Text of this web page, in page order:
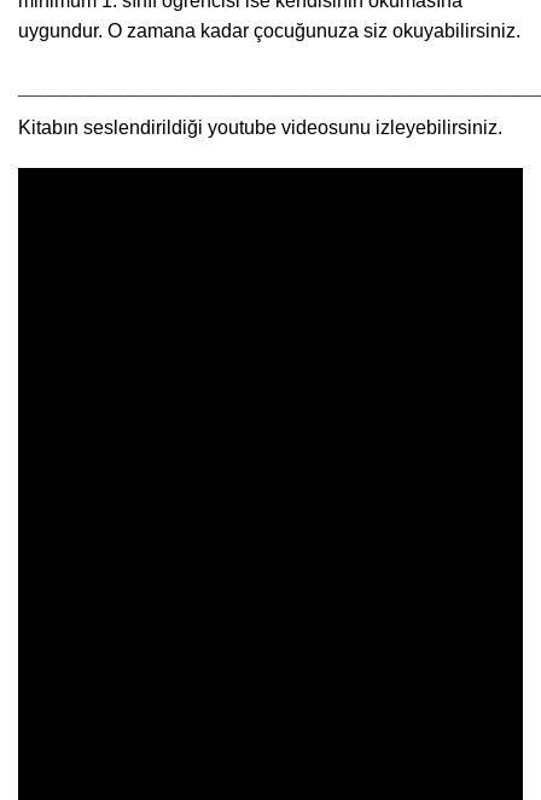
uygundur. O zamana kadar çocuğunuza siz okuyabilirsiniz.
Kitabın seslendirildiği youtube videosunu izleyebilirsiniz.